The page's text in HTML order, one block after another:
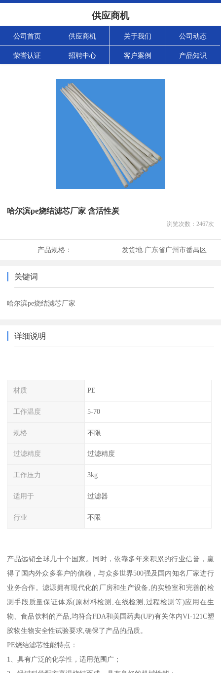
供应商机
公司首页 供应商机 关于我们 公司动态
荣誉认证 招聘中心 客户案例 产品知识
哈尔滨pe烧结滤芯厂家 含活性炭
浏览次数： 2467次
产品规格： 发货地:广东省广州市番禺区
关键词
哈尔滨pe烧结滤芯厂家
详细说明
材质 PE
工作温度 5-70
规格 不限
过滤精度 过滤精度
工作压力 3kg
适用于 过滤器
行业 不限
产品远销全球几十个国家。同时，依靠多年来积累的行业信誉，赢
得了国内外众多客户的信赖，与众多世界500强及国内知名厂家进行
业务合作。滤源拥有现代化的厂房和生产设备,的实验室和完善的检
测手段质量保证体系(原材料检测,在线检测,过程检测等)应用在生
物、食品饮料的产品,均符合FDA和美国药典(UP)有关体内VI-121C塑
胶物生物安全性试验要求,确保了产品的品质。
PE烧结滤芯性能特点：
1、具有广泛的化学性，适用范围广；